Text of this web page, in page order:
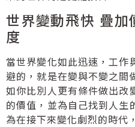
世界變動飛快 疊
度
當世界變化如此迅速，工作
避的，就是在變與不變之間
如你比別人更有條件做出改
的價值，並為自己找到人生
為在接下來變化劇烈的時代